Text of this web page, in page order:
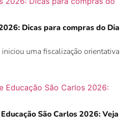
Dicas para compras do Dia
uma fiscalização orientativa
São Carlos 2026: Veja